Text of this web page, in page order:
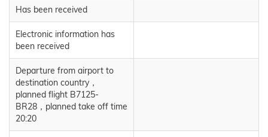
Has been received
Electronic information has
been received
Departure from airport to
destination country，
planned flight B7125-
BR28，planned take off time
20:20